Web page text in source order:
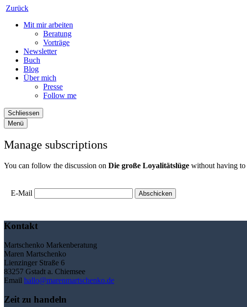
Zurück
Mit mir arbeiten
Beratung
Vorträge
Newsletter
Buch
Blog
Über mich
Presse
Follow me
Schliessen
Menü
Manage subscriptions
You can follow the discussion on Die große Loyalitätslüge without having to
E-Mail
Kontakt
Martschenko Markenberatung
Maren Martschenko
Lienzinger Straße 6
83257 Gstadt a. Chiemsee
Email hallo@marenmartschenko.de
Zeit zu handeln